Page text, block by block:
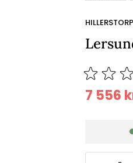
HILLERSTORP
7 556